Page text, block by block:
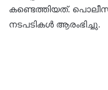
കണ്ടെത്തിയത്.
നടപടികള്‍ ആരംഭിച്ചു.